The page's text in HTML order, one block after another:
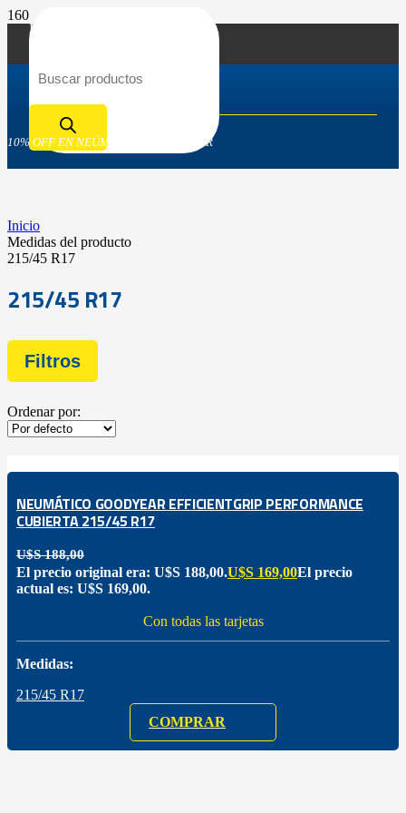
Búsqueda de productos
10% OFF EN NEÚMATICOS GOODYEAR
Inicio
Medidas del producto
215/45 R17
215/45 R17
Filtros
Ordenar por:
NEUMÁTICO GOODYEAR EFFICIENTGRIP PERFORMANCE
CUBIERTA 215/45 R17
U$S188,00
El precio original era: U$S 188,00.U$S 169,00El precio
actual es: U$S 169,00.
Con todas las tarjetas
Medidas:
215/45 R17
COMPRAR